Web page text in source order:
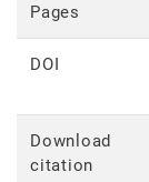
Pages
DOI
Download
citation